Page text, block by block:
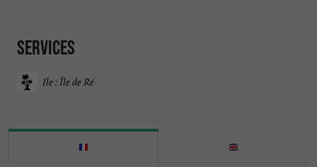
Services
Ile : Île de Ré